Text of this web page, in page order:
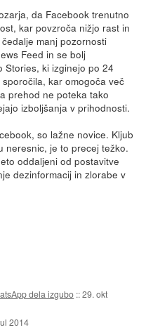
da Facebook trenutno
kar povzroča nižjo rast in
manj pozornosti
Feed in se bolj
Stories, ki izginejo po 24
kar omogoča več
prehod ne poteka tako
izboljšanja v prihodnosti.
so lažne novice. Kljub
neresnic, je to precej težko.
oddaljeni od postavitve
dezinformacij in zlorabe v
dela izgubo ::29. okt
2014